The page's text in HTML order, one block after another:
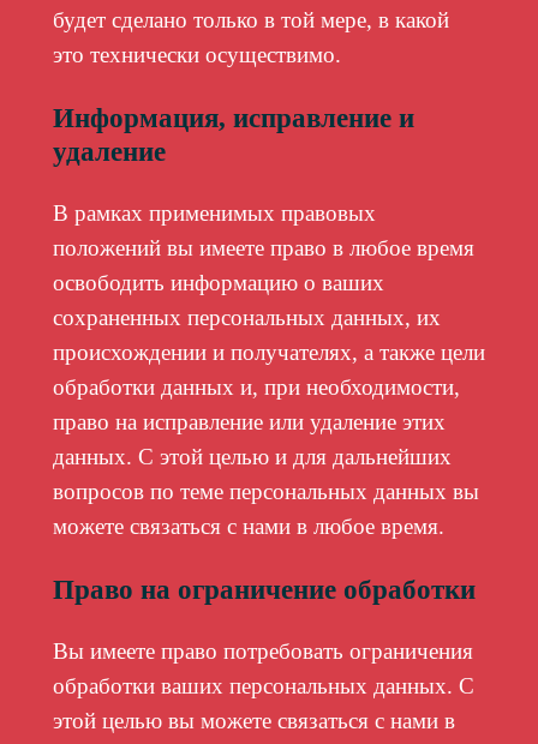
будет сделано только в той мере, в какой
это технически осуществимо.
Информация, исправление и
удаление
В рамках применимых правовых
положений вы имеете право в любое время
освободить информацию о ваших
сохраненных персональных данных, их
происхождении и получателях, а также цели
обработки данных и, при необходимости,
право на исправление или удаление этих
данных. С этой целью и для дальнейших
вопросов по теме персональных данных вы
можете связаться с нами в любое время.
Право на ограничение обработки
Вы имеете право потребовать ограничения
обработки ваших персональных данных. С
этой целью вы можете связаться с нами в